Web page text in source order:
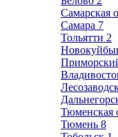
Самарская
Самара 7
Тольятти 2
Тюменская
Тюмень 8